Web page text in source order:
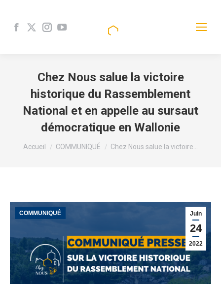
Facebook
window
X
new
window
Instagram
in
new
window
YouTube
new
window
Chez Nous salue la victoire
historique du Rassemblement
National et en appelle au sursaut
démocratique en Wallonie
Vous êtes ici :
Accueil COMMUNIQUÉ Chez Nous salue la victoire…
Juin
24
2022
COMMUNIQUÉ